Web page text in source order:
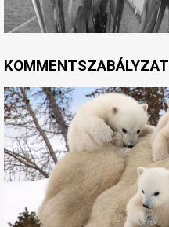
KOMMENTSZABÁLYZAT